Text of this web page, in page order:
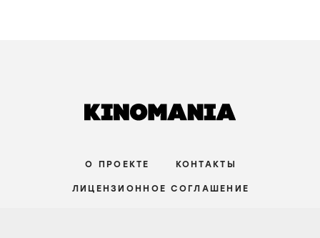
О ПРОЕКТЕ КОНТАКТЫ
ЛИЦЕНЗИОННОЕ СОГЛАШЕНИЕ